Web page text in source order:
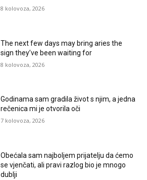
8 kolovoza, 2026
The next few days may bring aries the
sign they’ve been waiting for
8 kolovoza, 2026
Godinama sam gradila život s njim, a jedna
rečenica mi je otvorila oči
7 kolovoza, 2026
Obećala sam najboljem prijatelju da ćemo
se vjenčati, ali pravi razlog bio je mnogo
dublji